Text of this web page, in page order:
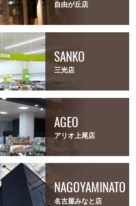
自由が丘店
SANKO
三光店
AGEO
アリオ上尾店
NAGOYAMINATO
名古屋みなと店